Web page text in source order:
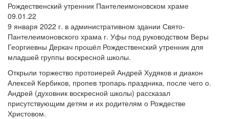
Рождественский утренник Пантелеимоновском храме
09.01.22
9 января 2022 г. в административном здании Свято-
Пантелеимоновского храма г. Уфы под руководством Веры
Георгиевны Деркач прошёл Рождественский утренник для
младшей группы воскресной школы.
Открыли торжество протоиерей Андрей Худяков и диакон
Алексей Кербиков, пропев тропарь праздника, после чего о.
Андрей (духовник воскресной школы) рассказал
присутствующим детям и их родителям о Рождестве
Христовом.